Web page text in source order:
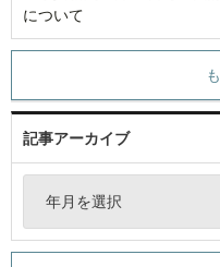
について
記事アーカイブ
年月を選択